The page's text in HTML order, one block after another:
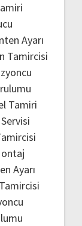
Ayarı
Tamircisi
Tamiri
Ayarı